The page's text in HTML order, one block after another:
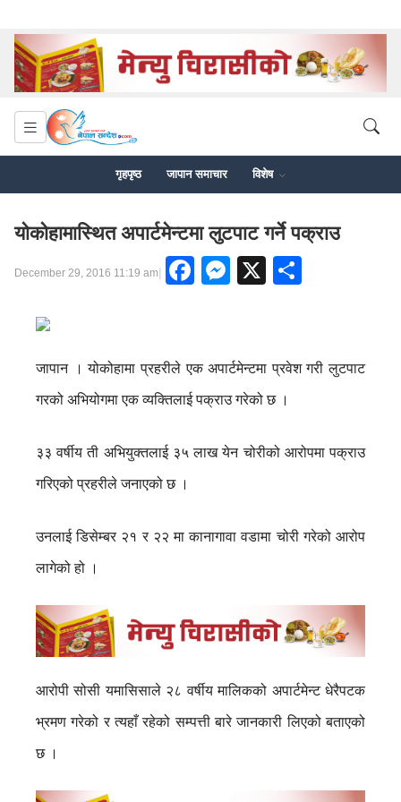
गृहपृष्ठ जापान समाचार विशेष
योकोहामास्थित अपार्टमेन्टमा लुटपाट गर्ने पक्राउ
December 29, 2016 11:19 am| Facebook
Messenger
X
जापान । योकोहामा प्रहरीले एक अपार्टमेन्टमा प्रवेश गरी लुटपाट
गरको अभियोगमा एक व्यक्तिलाई पक्राउ गरेको छ ।
३३ वर्षीय ती अभियुक्तलाई ३५ लाख येन चोरीको आरोपमा पक्राउ
गरिएको प्रहरीले जनाएको छ ।
उनलाई डिसेम्बर २१ र २२ मा कानागावा वडामा चोरी गरेको आरोप
लागेको हो ।
आरोपी सोसी यमासिसाले २८ वर्षीय मालिकको अपार्टमेन्ट धेरैपटक
भ्रमण गरेको र त्यहाँ रहेको सम्पत्ती बारे जानकारी लिएको बताएको
छ ।